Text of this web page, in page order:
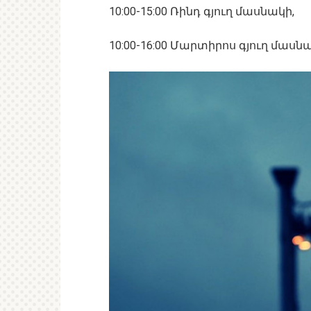
10:00-15:00 Ռինդ գյուղ մասնակի,
10:00-16:00 Մարտիրոս գյուղ